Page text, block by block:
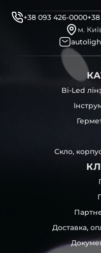
+38 093 426-0000
м.
Bi-Led
Скло,
Доставка,